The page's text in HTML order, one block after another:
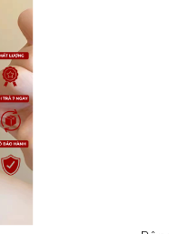
xu hướng, dễ
thiện cao
bụi bẩn sau khi sử
riêng từng mẫu.
mạnh khi đeo